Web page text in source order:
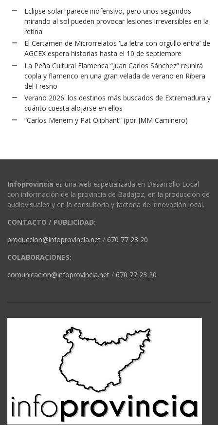
Eclipse solar: parece inofensivo, pero unos segundos
mirando al sol pueden provocar lesiones irreversibles en la
retina
El Certamen de Microrrelatos ‘La letra con orgullo entra’ de
AGCEX espera historias hasta el 10 de septiembre
La Peña Cultural Flamenca “Juan Carlos Sánchez” reunirá
copla y flamenco en una gran velada de verano en Ribera
del Fresno
Verano 2026: los destinos más buscados de Extremadura y
cuánto cuesta alojarse en ellos
“Carlos Menem y Pat Oliphant” (por JMM Caminero)
Infoprovincia es una web especializada en Desarrollo Local
con información de la provincia de Badajoz, en la producción de
audiovisuales y en la consultoría y factoría de innovación local.
CONTACTO / PUBLICIDAD:
produccion@infoprovincia.net / 670 77 23 20
COLABORACIONES:
comunicacion@infoprovincia.net / 670 77 23 20